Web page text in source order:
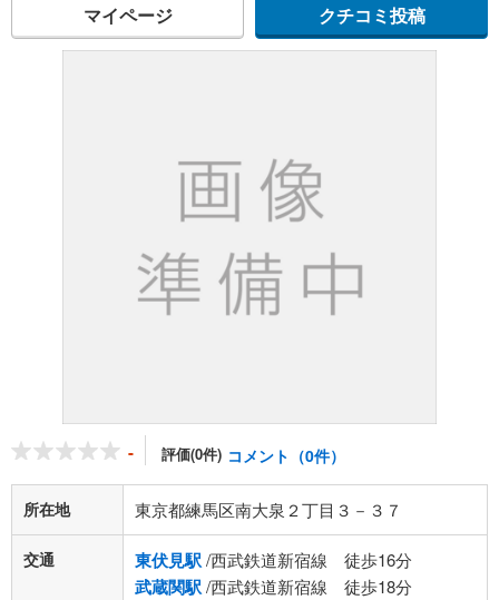
マイページ クチコミ投稿
- 評価(0件) コメント（0件）
所在地 東京都練馬区南大泉２丁目３－３７
交通 東伏見駅/西武鉄道新宿線 徒歩16分
武蔵関駅/西武鉄道新宿線 徒歩18分